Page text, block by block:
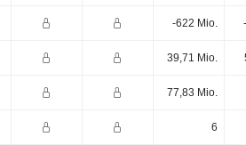
-622 Mio.
39,71 Mio.
77,83 Mio.
6